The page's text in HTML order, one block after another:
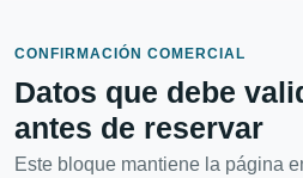
CONFIRMACIÓN COMERCIAL
Datos que debe
antes de reservar
Este bloque mantiene la página